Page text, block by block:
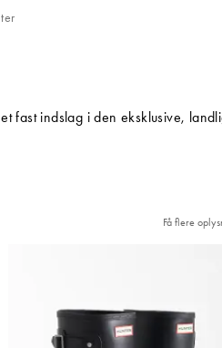
fast indslag i den eksklusive,
Få flere